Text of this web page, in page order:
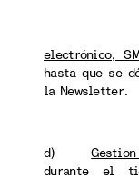
electrónico,
hasta que se
la Newsletter.
d)
durante el